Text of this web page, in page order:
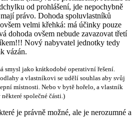
od prohlášení, jde nepochybně
právo. Dohoda spoluvlastníků
velmi křehká: má účinky pouze
dohoda ovšem nebude zavazovat třetí
Nový nabyvatel jednotky tedy
vázán.
smysl jako krátkodobé operativní řešení.
a vlastníkovi se udělí souhlas aby svůj
místnosti. Nebo v bytě hořelo, a vlastník
společné části.)
je právně možné, ale je nerozumné a